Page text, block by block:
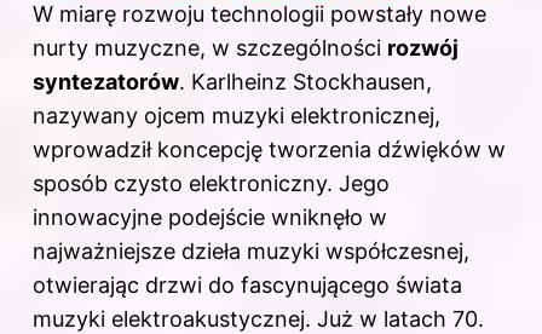
W miarę rozwoju technologii powstały nowe
nurty muzyczne, w szczególności rozwój
syntezatorów. Karlheinz Stockhausen,
nazywany ojcem muzyki elektronicznej,
wprowadził koncepcję tworzenia dźwięków w
sposób czysto elektroniczny. Jego
innowacyjne podejście wniknęło w
najważniejsze dzieła muzyki współczesnej,
otwierając drzwi do fascynującego świata
muzyki elektroakustycznej. Już w latach 70.